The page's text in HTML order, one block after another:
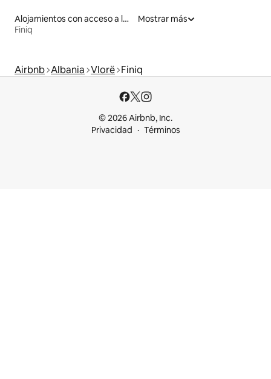
Alojamientos con acceso a la playa
Finiq
Mostrar más
Airbnb Albania Vlorë Finiq
© 2026 Airbnb, Inc.
Privacidad
Términos